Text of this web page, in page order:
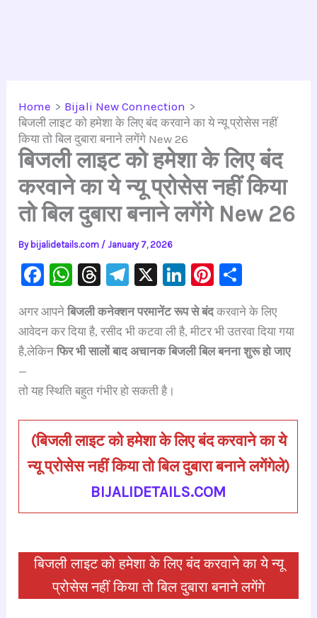
Home
Bijali New Connection
बिजली लाइट को हमेशा के लिए बंद करवाने का ये न्यू प्रोसेस नहीं
किया तो बिल दुबारा बनाने लगेंगे New 26
बिजली लाइट को हमेशा के लिए बंद
करवाने का ये न्यू प्रोसेस नहीं किया
तो बिल दुबारा बनाने लगेंगे New 26
By bijalidetails.com /January 7, 2026
F
c
e
o
k
W
at
s
p
T
e
a
s
Te
gr
a
X
Li
k
e
Pi
er
e
ar
e
अगर आपनेबिजली कनेक्शन परमानेंट रूप से बंदकरवाने के लिए
आवेदन कर दिया है, रसीद भी कटवा ली है, मीटर भी उतरवा दिया गया
है,लेकिनफिर भी सालों बाद अचानक बिजली बिल बनना शुरू हो जाए
—
तो यह स्थिति बहुत गंभीर हो सकती है।
(बिजली लाइट को हमेशा के लिए बंद करवाने का ये
न्यू प्रोसेस नहीं किया तो बिल दुबारा बनाने लगेंगेले)
BIJALIDETAILS.COM
बिजली लाइट को हमेशा के लिए बंद करवाने का ये न्यू
प्रोसेस नहीं किया तो बिल दुबारा बनाने लगेंगे